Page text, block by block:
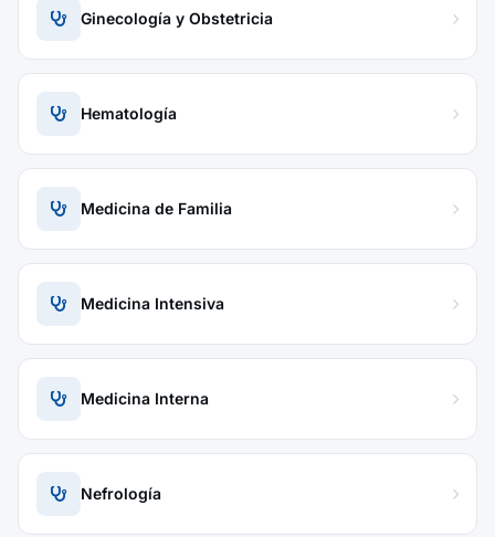
Ginecología y Obstetricia
Hematología
Medicina de Familia
Medicina Intensiva
Medicina Interna
Nefrología